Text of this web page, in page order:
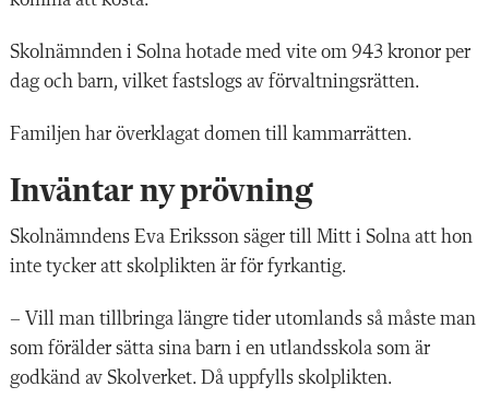
Skolnämnden i Solna hotade med vite om 943 kronor per
dag och barn, vilket fastslogs av förvaltningsrätten.
Familjen har överklagat domen till kammarrätten.
Inväntar ny prövning
Skolnämndens Eva Eriksson säger till Mitt i Solna att hon
inte tycker att skolplikten är för fyrkantig.
– Vill man tillbringa längre tider utomlands så måste man
som förälder sätta sina barn i en utlandsskola som är
godkänd av Skolverket. Då uppfylls skolplikten.